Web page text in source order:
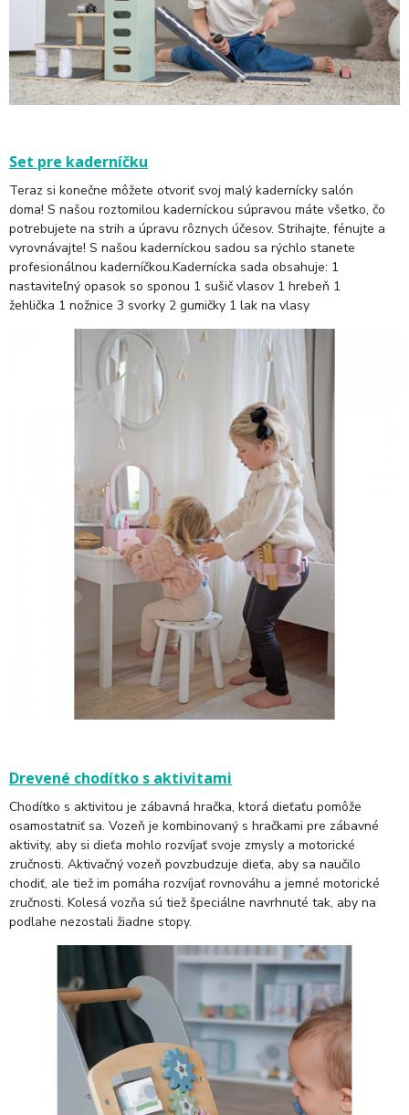
Set pre kaderníčku
Teraz si konečne môžete otvoriť svoj malý kadernícky salón
doma! S našou roztomilou kaderníckou súpravou máte všetko, čo
potrebujete na strih a úpravu rôznych účesov. Strihajte, fénujte a
vyrovnávajte! S našou kaderníckou sadou sa rýchlo stanete
profesionálnou kaderníčkou.Kadernícka sada obsahuje: 1
nastaviteľný opasok so sponou 1 sušič vlasov 1 hrebeň 1
žehlička 1 nožnice 3 svorky 2 gumičky 1 lak na vlasy
Drevené chodítko s aktivitami
Chodítko s aktivitou je zábavná hračka, ktorá dieťaťu pomôže
osamostatniť sa. Vozeň je kombinovaný s hračkami pre zábavné
aktivity, aby si dieťa mohlo rozvíjať svoje zmysly a motorické
zručnosti. Aktivačný vozeň povzbudzuje dieťa, aby sa naučilo
chodiť, ale tiež im pomáha rozvíjať rovnováhu a jemné motorické
zručnosti. Kolesá vozňa sú tiež špeciálne navrhnuté tak, aby na
podlahe nezostali žiadne stopy.